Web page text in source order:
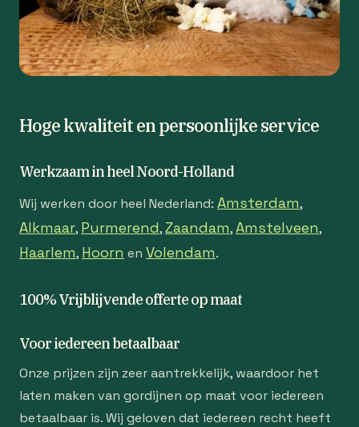
Hoge kwaliteit en persoonlijke service
Werkzaam in heel Noord-Holland
Wij werken door heel Nederland: Amsterdam,
Alkmaar, Purmerend,Zaandam,Amstelveen,
Haarlem, Hoorn en Volendam.
100% Vrijblijvende offerte op maat
Voor iedereen betaalbaar
Onze prijzen zijn zeer aantrekkelijk, waardoor het
laten maken van gordijnen op maat voor iedereen
betaalbaar is. Wij geloven dat iedereen recht heeft